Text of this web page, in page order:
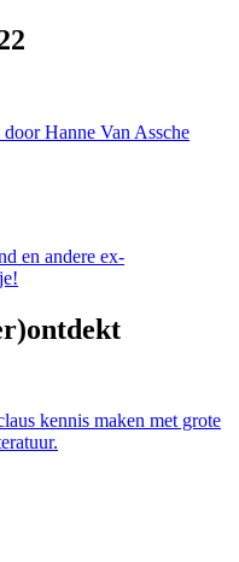
Hanne Van Assche
en andere ex-
kennis maken met grote